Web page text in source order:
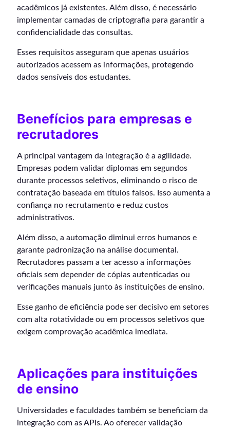
acadêmicos já existentes. Além disso, é necessário
implementar camadas de criptografia para garantir a
confidencialidade das consultas.
Esses requisitos asseguram que apenas usuários
autorizados acessem as informações, protegendo
dados sensíveis dos estudantes.
Benefícios para empresas e
recrutadores
A principal vantagem da integração é a agilidade.
Empresas podem validar diplomas em segundos
durante processos seletivos, eliminando o risco de
contratação baseada em títulos falsos. Isso aumenta a
confiança no recrutamento e reduz custos
administrativos.
Além disso, a automação diminui erros humanos e
garante padronização na análise documental.
Recrutadores passam a ter acesso a informações
oficiais sem depender de cópias autenticadas ou
verificações manuais junto às instituições de ensino.
Esse ganho de eficiência pode ser decisivo em setores
com alta rotatividade ou em processos seletivos que
exigem comprovação acadêmica imediata.
Aplicações para instituições
de ensino
Universidades e faculdades também se beneficiam da
integração com as APIs. Ao oferecer validação